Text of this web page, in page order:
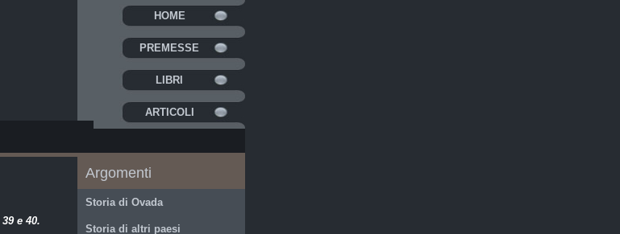
HOME
PREMESSE
LIBRI
ARTICOLI
39e 40.
Argomenti
Storia di Ovada
Storia di altri paesi